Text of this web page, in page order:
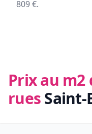
809 €.
Prix au m2
ruesSaint-